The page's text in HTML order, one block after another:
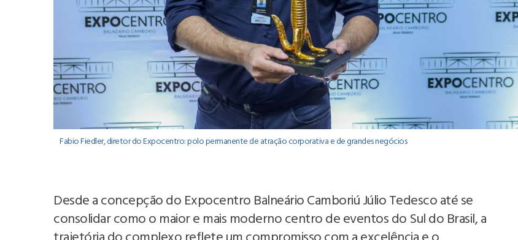
Fabio Fiedler, diretor do Expocentro: polo permanente de atração corporativa e de grandes negócios
Desde a concepção do Expocentro Balneário Camboriú Júlio Tedesco até se
consolidar como o maior e mais moderno centro de eventos do Sul do Brasil, a